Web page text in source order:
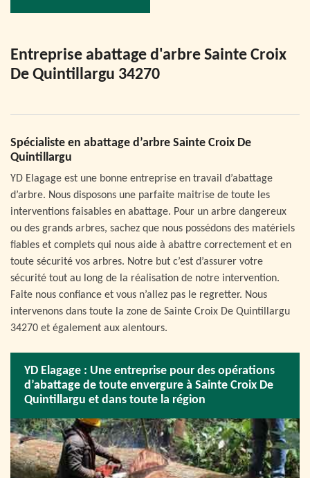
Entreprise abattage d'arbre Sainte Croix
De Quintillargu 34270
Spécialiste en abattage d’arbre Sainte Croix De
Quintillargu
YD Elagage est une bonne entreprise en travail d’abattage
d’arbre. Nous disposons une parfaite maitrise de toute les
interventions faisables en abattage. Pour un arbre dangereux
ou des grands arbres, sachez que nous possédons des matériels
fiables et complets qui nous aide à abattre correctement et en
toute sécurité vos arbres. Notre but c’est d’assurer votre
sécurité tout au long de la réalisation de notre intervention.
Faite nous confiance et vous n’allez pas le regretter. Nous
intervenons dans toute la zone de Sainte Croix De Quintillargu
34270 et également aux alentours.
YD Elagage : Une entreprise pour des opérations
d’abattage de toute envergure à Sainte Croix De
Quintillargu et dans toute la région